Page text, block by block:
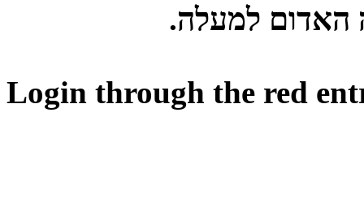
האדום למעלה.
Login through the red